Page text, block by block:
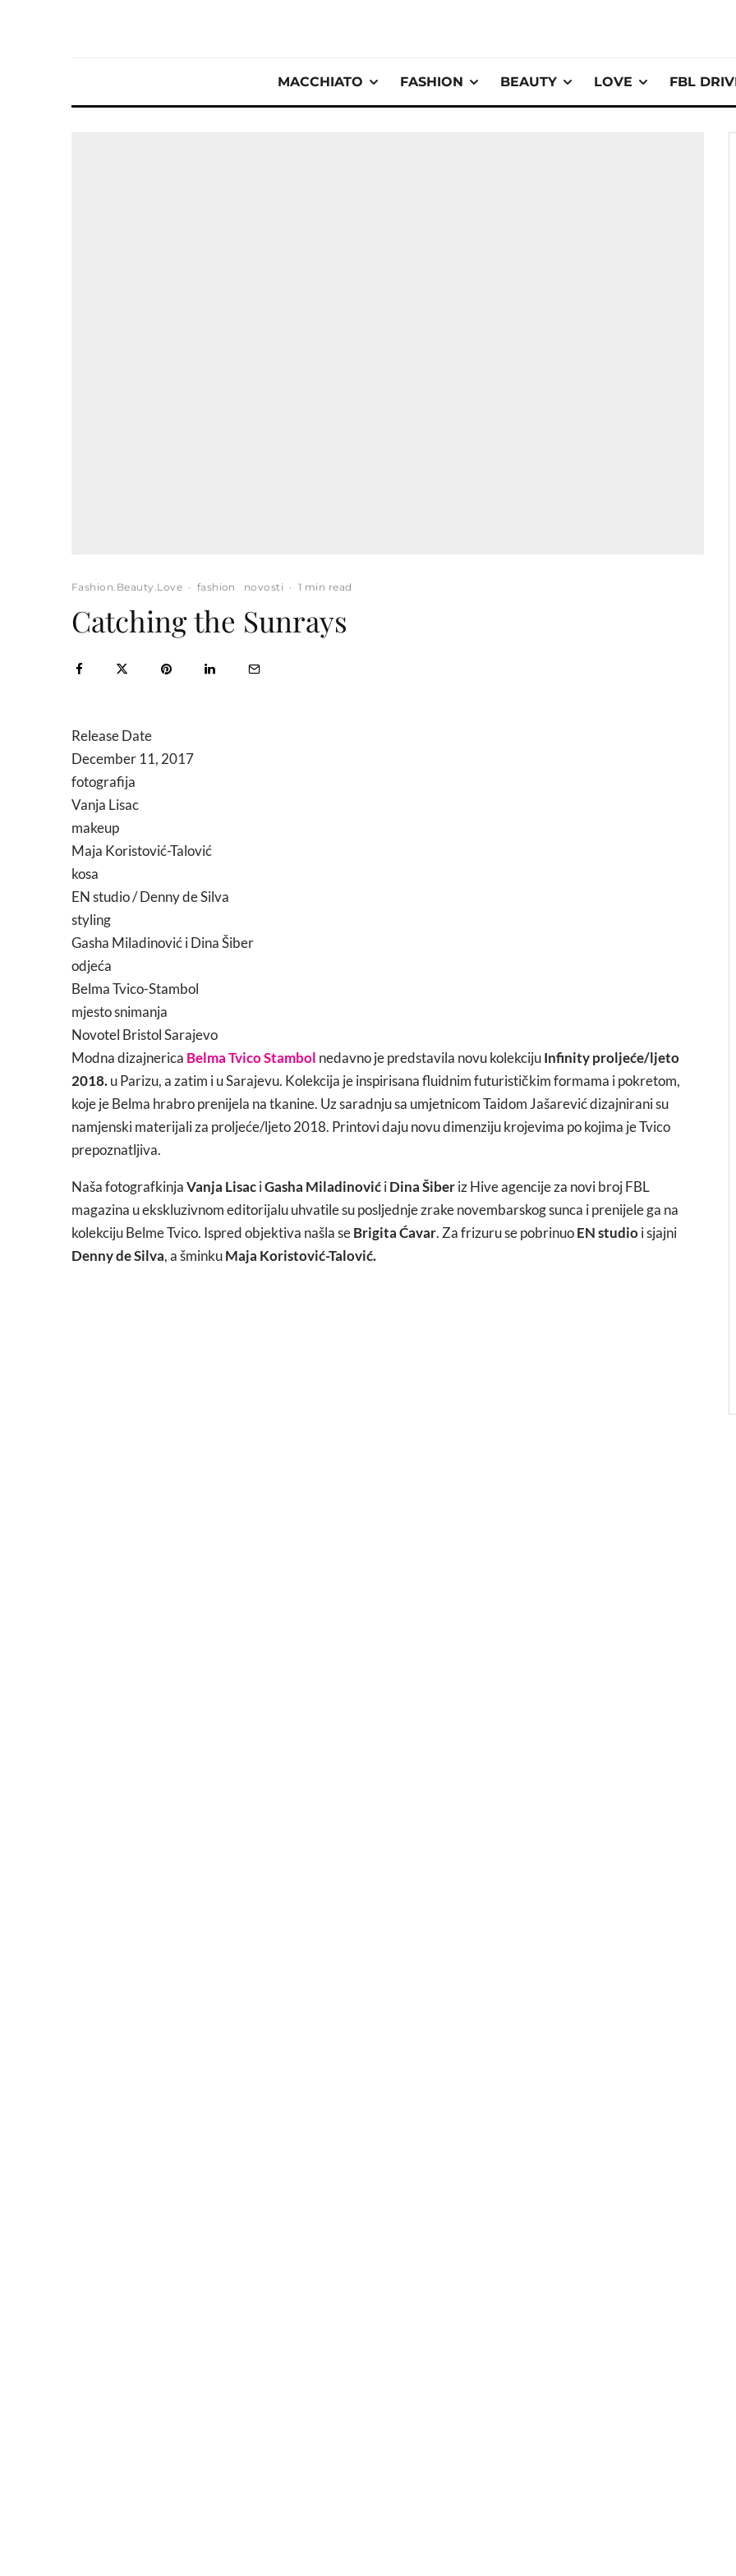
MACCHIATO FASHION BEAUTY LOVE FBL
Fashion.Beauty.Love · fashion novosti · 1 min read
Catching the Sunrays
Release Date
December 11, 2017
fotografija
Vanja Lisac
makeup
Maja Koristović-Talović
kosa
EN studio / Denny de Silva
styling
Gasha Miladinović i Dina Šiber
odjeća
Belma Tvico-Stambol
mjesto snimanja
Novotel Bristol Sarajevo
Modna dizajnerica Belma Tvico Stambol nedavno je predstavila novu kolekcijuInfinity proljeće/ljeto
2018.u Parizu, a zatim i u Sarajevu. Kolekcija je inspirisana fluidnim futurističkim formama i pokretom,
koje je Belma hrabro prenijela na tkanine. Uz saradnju sa umjetnicom Taidom Jašarević dizajnirani su
namjenski materijali za proljeće/ljeto 2018. Printovi daju novu dimenziju krojevima po kojima je Tvico
prepoznatljiva.
Naša fotografkinjaVanja LisaciGasha MiladinovićiDina Šiberiz Hive agencije za novi broj FBL
magazina u ekskluzivnom editorijalu uhvatile su posljednje zrake novembarskog sunca i prenijele ga na
kolekciju Belme Tvico. Ispred objektiva našla seBrigita Ćavar. Za frizuru se pobrinuoEN studioi sjajni
Denny de Silva, a šminkuMaja Koristović-Talović.